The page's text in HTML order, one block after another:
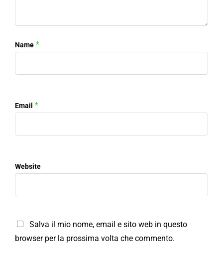
Name *
Email *
Website
Salva il mio nome, email e sito web in questo
browser per la prossima volta che commento.